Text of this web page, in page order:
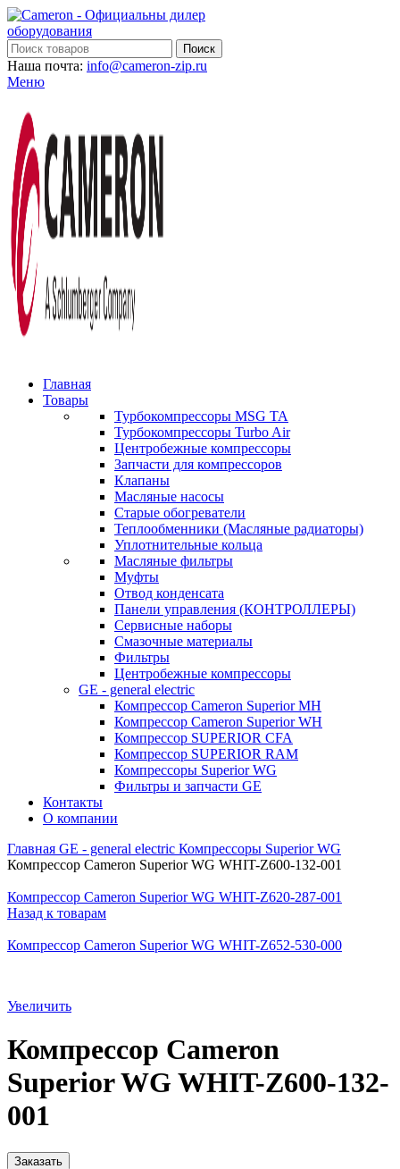
Поиск
Наша почта: info@cameron-zip.ru
Меню
Главная
Товары
Турбокомпрессоры MSG TA
Турбокомпрессоры Turbo Air
Центробежные компрессоры
Запчасти для компрессоров
Клапаны
Масляные насосы
Старые обогреватели
Теплообменники (Масляные радиаторы)
Уплотнительные кольца
Масляные фильтры
Муфты
Отвод конденсата
Панели управления (КОНТРОЛЛЕРЫ)
Сервисные наборы
Смазочные материалы
Фильтры
Центробежные компрессоры
GE - general electric
Компрессор Cameron Superior MH
Компрессор Cameron Superior WH
Компрессор SUPERIOR CFA
Компрессор SUPERIOR RAM
Компрессоры Superior WG
Фильтры и запчасти GE
Контакты
О компании
Главная GE - general electric Компрессоры Superior WG
Компрессор Cameron Superior WG WHIT-Z600-132-001
Компрессор Cameron Superior WG WHIT-Z620-287-001
Назад к товарам
Компрессор Cameron Superior WG WHIT-Z652-530-000
Увеличить
Компрессор Cameron
Superior WG WHIT-Z600-132-
001
Заказать